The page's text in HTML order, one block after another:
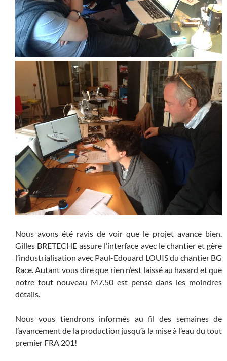
Nous avons été ravis de voir que le projet avance bien.
Gilles BRETECHE assure l’interface avec le chantier et gère
l’industrialisation avec Paul-Edouard LOUIS du chantier BG
Race. Autant vous dire que rien n’est laissé au hasard et que
notre tout nouveau M7.50 est pensé dans les moindres
détails.
Nous vous tiendrons informés au fil des semaines de
l’avancement de la production jusqu’à la mise à l’eau du tout
premier FRA 201!